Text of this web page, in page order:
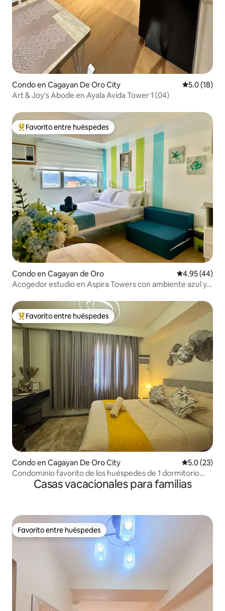
Condo en Cagayan De Oro City Calificación
5.0 (18)
Art & Joy's Abode en Ayala Avida Tower 1 (04)
Favorito entre huéspedes preferido
Favorito entre huéspedes
Condo en Cagayan de Oro Calificación
4.95 (44)
Acogedor estudio en Aspira Towers con ambiente azul y
Favorito entre huéspedes preferido
Favorito entre huéspedes
Condo en Cagayan De Oro City Calificación
5.0 (23)
Condominio favorito de los huéspedes de 1 dormitorio
con piscina, gimnasio y vista al mar
Casas vacacionales para familias
Favorito entre huéspedes
Favorito entre huéspedes